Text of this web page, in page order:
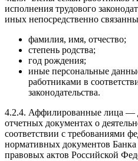
исполнения трудового
иных непосредственно
фамилия, имя, отчество;
степень родства;
год рождения;
иные персональные
работниками в
законодательства.
4.2.4. Аффилированные лица —
отчетных документах о
соответствии с требованиями
нормативных документов
правовых актов Российской